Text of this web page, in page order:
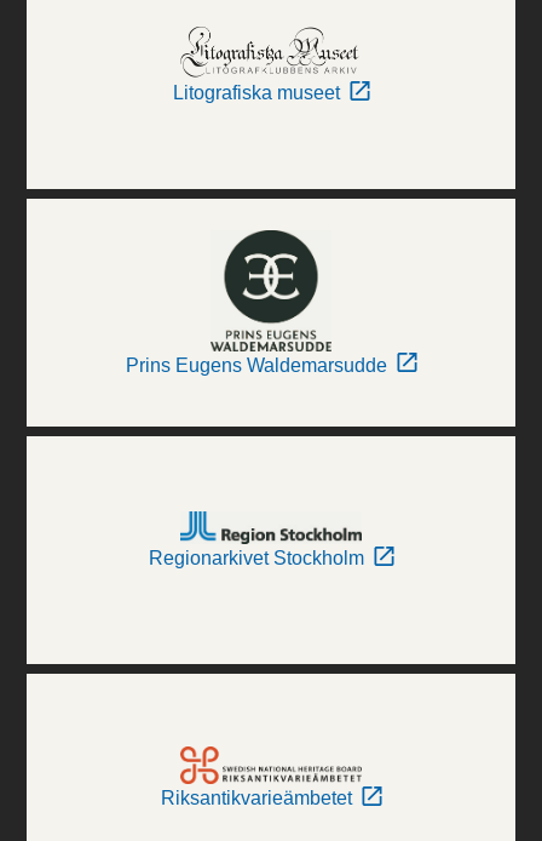
Litografiska museet
Prins Eugens Waldemarsudde
Regionarkivet Stockholm
Riksantikvarieämbetet